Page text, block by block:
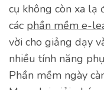
cụ không còn xa lạ
các phần mềm e-
vời cho giảng dạy
nhiều tính năng
Phần mềm ngày